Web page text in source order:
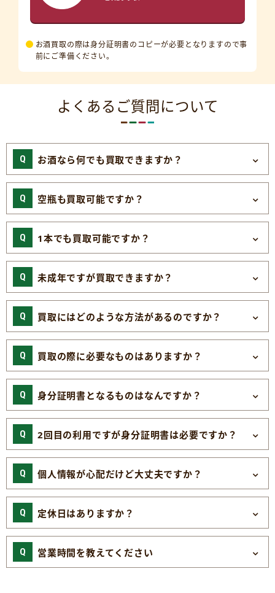
お酒買取の際は身分証明書のコピーが必要となりますので事
前にご準備ください。
よくあるご質問について
お酒なら何でも買取できますか？
空瓶も買取可能ですか？
1本でも買取可能ですか？
未成年ですが買取できますか？
買取にはどのような方法があるのですか？
買取の際に必要なものはありますか？
身分証明書となるものはなんですか？
2回目の利用ですが身分証明書は必要ですか？
個人情報が心配だけど大丈夫ですか？
定休日はありますか？
営業時間を教えてください